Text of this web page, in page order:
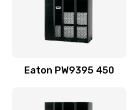
Eaton PW9395 450